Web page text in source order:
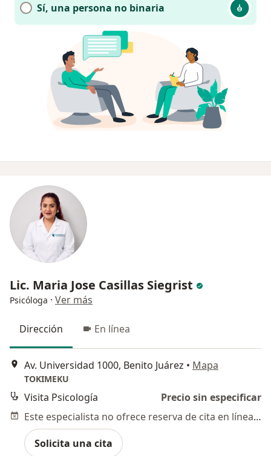
Sí, una persona no binaria
Lic. Maria Jose Casillas Siegrist
Psicóloga · Ver más
Dirección En línea
Av. Universidad 1000, Benito Juárez • Mapa
TOKIMEKU
Visita Psicología
Precio sin especificar
Este especialista no ofrece reserva de cita en línea en esta dirección.
Solicita una cita